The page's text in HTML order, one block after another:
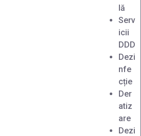
lă
Serv
icii
DDD
Dezi
nfe
cție
Der
atiz
are
Dezi